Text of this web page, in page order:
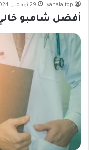
yahala top 29 نوفمبر، 2024
أفضل شامبو